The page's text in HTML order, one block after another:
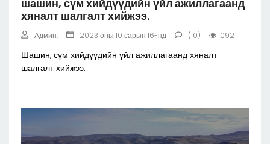
шашин, сүм хийдүүдийн үйл ажиллагаанд
хяналт шалгалт хийжээ.
Админ: 2023 оны 10 сарын 16-нд ( 0) 1092
Шашин, сүм хийдүүдийн үйл ажиллагаанд хяналт
шалгалт хийжээ.